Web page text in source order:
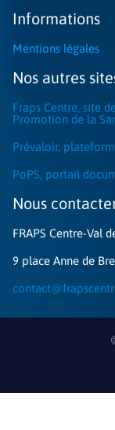
Informations
Mentions légales
Nos autres
Fraps Centre, site
Promotion de la
Prévaloir,
PoPS, portail
Nous
FRAPS Centre-Val
9 place Anne de